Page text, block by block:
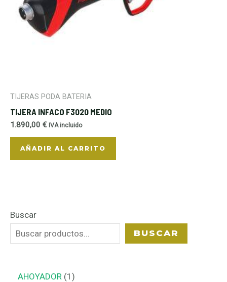
Buscar
BUSCAR
AHOYADOR 1
TIJERAS PODA BATERIA
TIJERA INFACO F3020 MEDIO
1.890,00 € IVA incluido
AÑADIR AL CARRITO